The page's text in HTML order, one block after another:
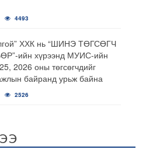
4493
ХХК нь “ШИНЭ ТӨГСӨГЧ
ийн хүрээнд МУИС-ийн
2026 оны төгсөгчдийг
байранд урьж байна
2526